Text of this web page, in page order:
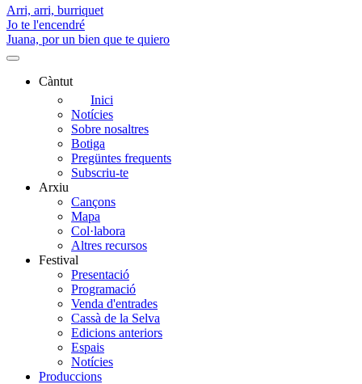
Arri, arri, burriquet
Jo te l'encendré
Juana, por un bien que te quiero
Càntut
Inici
Notícies
Sobre nosaltres
Botiga
Pregüntes frequents
Subscriu-te
Arxiu
Cançons
Mapa
Col·labora
Altres recursos
Festival
Presentació
Programació
Venda d'entrades
Cassà de la Selva
Edicions anteriors
Espais
Notícies
Produccions